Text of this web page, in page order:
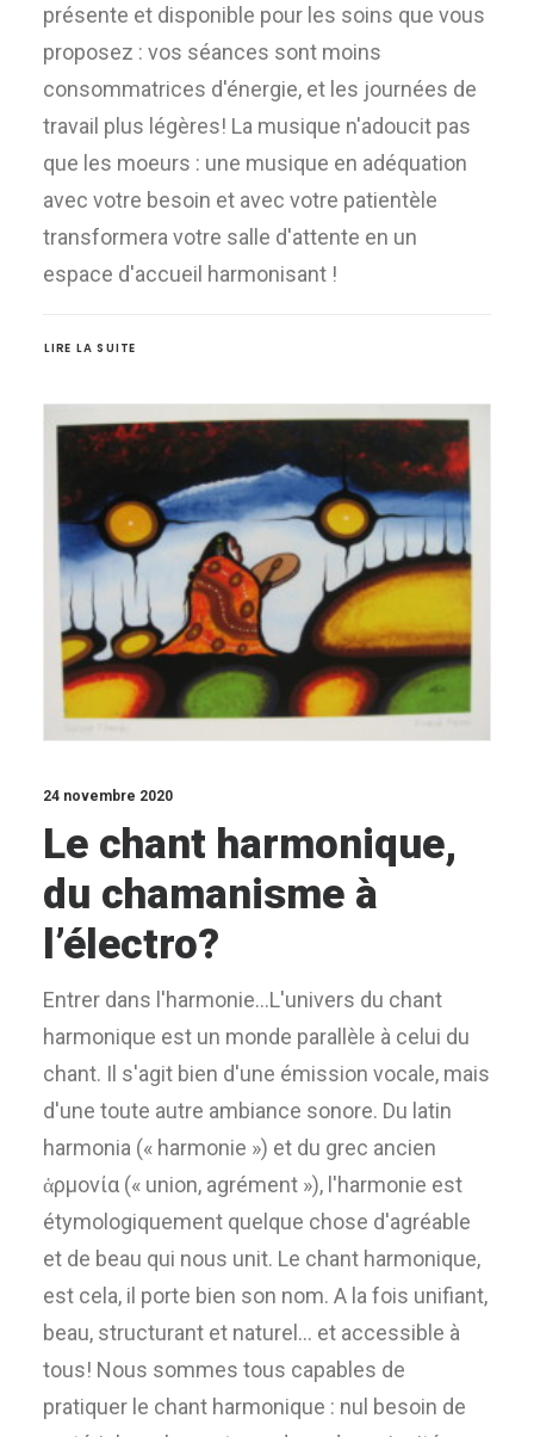
présente et disponible pour les soins que vous
proposez : vos séances sont moins
consommatrices d'énergie, et les journées de
travail plus légères! La musique n'adoucit pas
que les moeurs : une musique en adéquation
avec votre besoin et avec votre patientèle
transformera votre salle d'attente en un
espace d'accueil harmonisant !
LIRE LA SUITE
24 novembre 2020
Le chant harmonique,
du chamanisme à
l’électro?
Entrer dans l'harmonie...L'univers du chant
harmonique est un monde parallèle à celui du
chant. Il s'agit bien d'une émission vocale, mais
d'une toute autre ambiance sonore. Du latin
harmonia (« harmonie ») et du grec ancien
ἁρμονία (« union, agrément »), l'harmonie est
étymologiquement quelque chose d'agréable
et de beau qui nous unit. Le chant harmonique,
est cela, il porte bien son nom. A la fois unifiant,
beau, structurant et naturel... et accessible à
tous! Nous sommes tous capables de
pratiquer le chant harmonique : nul besoin de